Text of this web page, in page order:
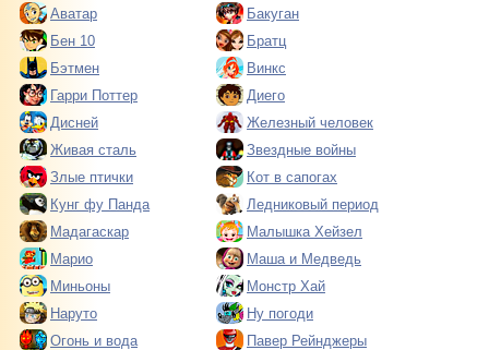
Аватар
Бакуган
Бен 10
Братц
Бэтмен
Винкс
Гарри Поттер
Диего
Дисней
Железный человек
Живая сталь
Звездные войны
Злые птички
Кот в сапогах
Кунг фу Панда
Ледниковый период
Мадагаскар
Малышка Хейзел
Марио
Маша и Медведь
Миньоны
Монстр Хай
Наруто
Ну погоди
Огонь и вода
Павер Рейнджеры